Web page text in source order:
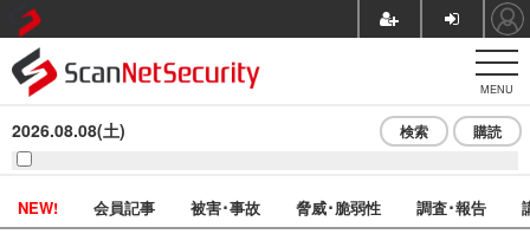
MENU
2026.08.08(土) 検索 購読
NEW! 会員記事 被害･事故 脅威･脆弱性 調査･報告